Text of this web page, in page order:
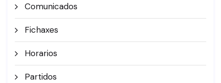
Comunicados
Fichaxes
Horarios
Partidos